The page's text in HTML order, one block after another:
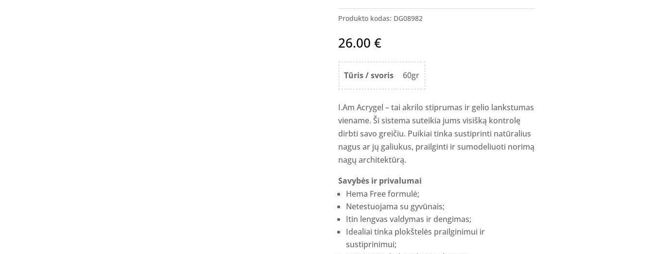
Produkto kodas: DG08982
26.00 €
Tūris / svoris 60gr
I.Am Acrygel – tai akrilo stiprumas ir gelio lankstumas
viename. Ši sistema suteikia jums visišką kontrolę
dirbti savo greičiu. Puikiai tinka sustiprinti natūralius
nagus ar jų galiukus, prailginti ir sumodeliuoti norimą
nagų architektūrą.
Savybės ir privalumai
Hema Free formulė;
Netestuojama su gyvūnais;
Itin lengvas valdymas ir dengimas;
Idealiai tinka plokštelės prailginimui ir
sustiprinimui;